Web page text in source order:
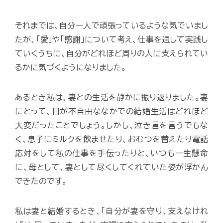
それまでは、自分一人で頑張っているような気でいまし
たが、「愛」や「感謝」について考え、仕事を通して実践し
ていくうちに、自分がどれほど周りの人に支えられてい
るかに気づくようになりました。
あるとき私は、妻との生活を静かに振り返りました。妻
にとって、目が不自由ななかでの結婚生活はどれほど
大変だったことでしょう。しかし、泣き言を言うでもな
く、息子にミルクを飲ませたり、おむつを替えたり電話
応対をして私の仕事を手伝ったりと、いつも一生懸命
に、母として、妻として尽くしてくれていた姿が浮かん
できたのです。
私は妻と結婚するとき、「自分が妻を守り、支えなけれ